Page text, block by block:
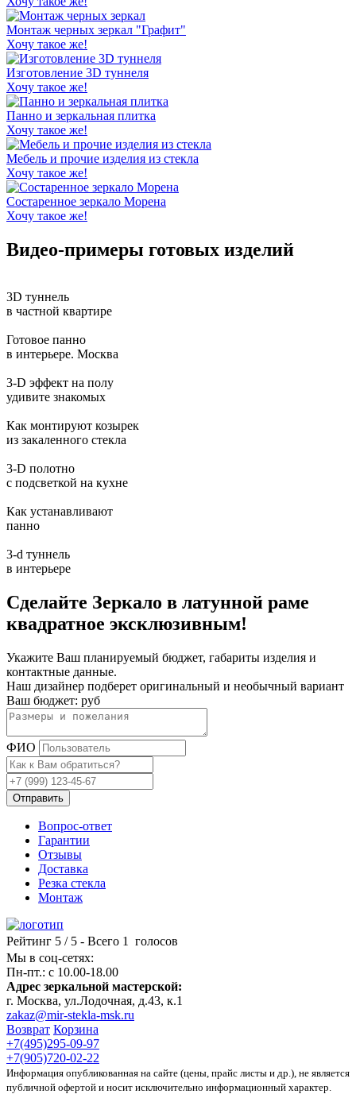
Монтаж черных зеркал "Графит"
Хочу такое же!
Изготовление 3D туннеля
Хочу такое же!
Панно и зеркальная плитка
Хочу такое же!
Мебель и прочие изделия из стекла
Хочу такое же!
Состаренное зеркало Морена
Хочу такое же!
Видео-примеры готовых изделий
3D туннель
в частной квартире
Готовое панно
в интерьере. Москва
3-D эффект на полу
удивите знакомых
Как монтируют козырек
из закаленного стекла
3-D полотно
с подсветкой на кухне
Как устанавливают
панно
3-d туннель
в интерьере
Сделайте Зеркало в латунной раме
квадратное эксклюзивным!
Укажите Ваш планируемый бюджет, габариты изделия и
контактные данные.
Наш дизайнер подберет оригинальный и необычный вариант
Ваш бюджет: руб
ФИО
Отправить
Вопрос-ответ
Гарантии
Отзывы
Доставка
Резка стекла
Монтаж
Рейтинг 5 / 5 - Всего 1
голосов
Мы в соц-сетях:
Пн-пт.: c 10.00-18.00
Адрес зеркальной мастерской:
г. Москва, ул.Лодочная, д.43, к.1
zakaz@mir-stekla-msk.ru
Возврат Корзина
+7(495)295-09-97
+7(905)720-02-22
Информация опубликованная на сайте (цены, прайс листы и др.), не является
публичной офертой и носит исключительно информационный характер.